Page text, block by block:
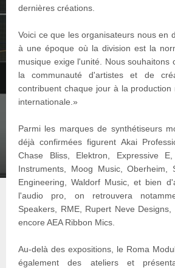
dernières créations.
Voici ce que les organisateurs nous en
à une époque où la division est la
musique exige l'unité. Nous souhaitons
la communauté d'artistes et de
contribuent chaque jour à la production
internationale.»
Parmi les marques de synthétiseurs
déjà confirmées figurent Akai
Chase Bliss, Elektron, Expressive
Instruments, Moog Music, Oberheim,
Engineering, Waldorf Music, et bien
l'audio pro, on retrouvera
Speakers, RME, Rupert Neve
encore AEA Ribbon Mics.
Au-delà des expositions, le Roma
également des ateliers et